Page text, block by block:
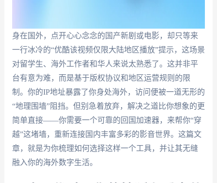
身在国外，点开心心念念的国产新剧或电影，却只等来
一行冰冷的“优酷该视频仅限大陆地区播放”提示，这场景
对留学生、海外工作者和华人来说太熟悉了。这并非平
台有意为难，而是基于版权协议和地区运营规则的限
制。你的IP地址暴露了你身处海外，访问便被一道无形的
“地理围墙”阻挡。但别急着放弃，解决之道比你想象的更
简单直接——你需要一个可靠的回国加速器，来帮你“穿
越”这堵墙，重新连接国内丰富多彩的影音世界。这篇文
章，就是为你梳理如何选择这样一个工具，并让其无缝
融入你的海外数字生活。